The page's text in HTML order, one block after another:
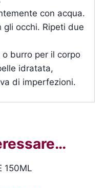
con acqua.
gli occhi. Ripeti due
burro per il corpo
idratata,
di imperfezioni.